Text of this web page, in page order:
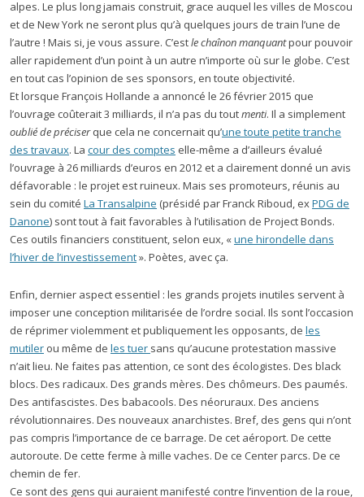
alpes. Le plus long jamais construit, grace auquel les villes de Moscou
et de New York ne seront plus qu’à quelques jours de train l’une de
l’autre ! Mais si, je vous assure. C’estle chaînon manquantpour pouvoir
aller rapidement d’un point à un autre n’importe où sur le globe. C’est
en tout cas l’opinion de ses sponsors, en toute objectivité.
Et lorsque François Hollande a annoncé le 26 février 2015 que
l’ouvrage coûterait 3 milliards, il n’a pas du toutmenti. Il a simplement
oublié de préciserque cela ne concernait qu’une toute petite tranche
des travaux. La cour des comptes elle-même a d’ailleurs évalué
l’ouvrage à 26 milliards d’euros en 2012 et a clairement donné un avis
défavorable : le projet est ruineux. Mais ses promoteurs, réunis au
sein du comité La Transalpine (présidé par Franck Riboud, exPDG de
Danone) sont tout à fait favorables à l’utilisation de Project Bonds.
Ces outils financiers constituent, selon eux, «une hirondelle dans
l’hiver de l’investissement». Poètes, avec ça.
Enfin, dernier aspect essentiel : les grands projets inutiles servent à
imposer une conception militarisée de l’ordre social. Ils sont l’occasion
de réprimer violemment et publiquement les opposants, de les
mutiler ou même de les tuer sans qu’aucune protestation massive
n’ait lieu. Ne faites pas attention, ce sont des écologistes. Des black
blocs. Des radicaux. Des grands mères. Des chômeurs. Des paumés.
Des antifascistes. Des babacools. Des néoruraux. Des anciens
révolutionnaires. Des nouveaux anarchistes. Bref, des gens qui n’ont
pas compris l’importance de ce barrage. De cet aéroport. De cette
autoroute. De cette ferme à mille vaches. De ce Center parcs. De ce
chemin de fer.
Ce sont des gens qui auraient manifesté contre l’invention de la roue,